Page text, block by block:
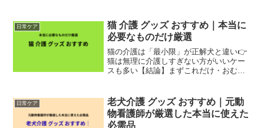
欲はどうか・食いつきは変わっていない
か・水を飲む量は増えて...
日常ケア
猫 介護 グッズ おすすめ｜本当に
必要なものだけ厳選
猫の介護は「最小限」が正解犬と違い👉
猫は無理に介護しすぎない方がいいケー
スも多い【結論】まずこれだけ・おむ
泄ケア）👉 今すぐ見る（猫でもズレにく
いおむつ）👉 Ama...
日常ケア
老犬介護 グッズ おすすめ｜元動
物看護師が厳選した本当に使えた
必需品